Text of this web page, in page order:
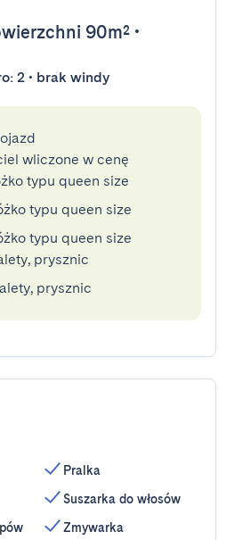
90m² •
2 • brak windy
wliczone w cenę
typu queen size
typu queen size
typu queen size
prysznic
prysznic
Pralka
Suszarka do włosów
Zmywarka